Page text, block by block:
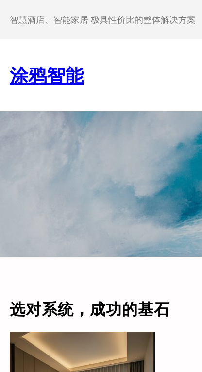
智慧酒店、智能家居 极具性价比的整体解决方案
涂鸦智能
选对系统，成功的基石